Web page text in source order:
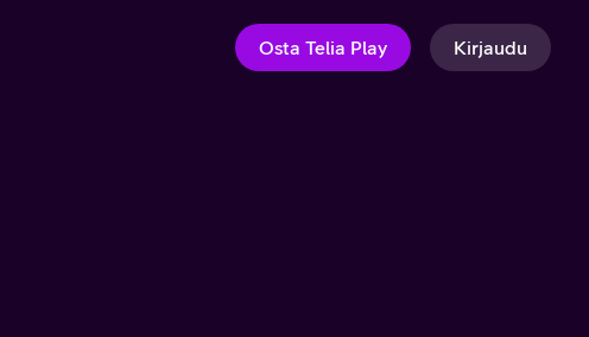
Osta Telia Play Kirjaudu